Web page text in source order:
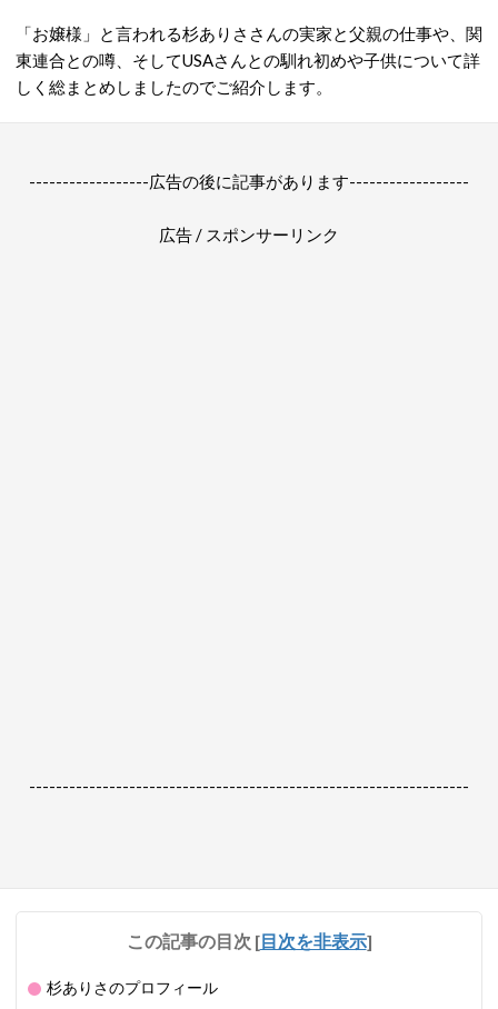
「お嬢様」と言われる杉ありささんの実家と父親の仕事や、関
東連合との噂、そしてUSAさんとの馴れ初めや子供について詳
しく総まとめしましたのでご紹介します。
------------------広告の後に記事があります------------------
広告 / スポンサーリンク
------------------------------------------------------------------
この記事の目次 [目次を非表示]
杉ありさのプロフィール